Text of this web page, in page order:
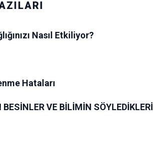
Nasıl Etkiliyor?
Hataları
BESİNLER VE BİLİMİN SÖYLEDİKLERİ